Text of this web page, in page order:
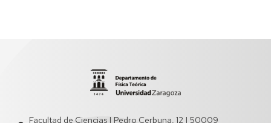
Facultad de Ciencias | Pedro Cerbuna, 12 | 50009